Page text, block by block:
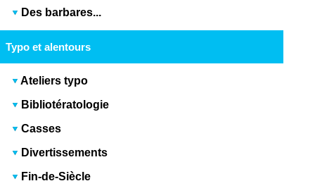
Des barbares...
Typo et alentours
Ateliers typo
Bibliotératologie
Casses
Divertissements
Fin-de-Siècle